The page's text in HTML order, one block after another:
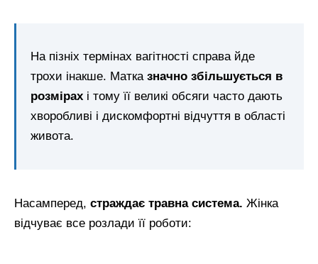
На пізніх термінах вагітності справа йде
трохи інакше. Матка значно збільшується в
розмірах і тому її великі обсяги часто дають
хворобливі і дискомфортні відчуття в області
живота.
Насамперед, страждає травна система. Жінка
відчуває все розлади її роботи: